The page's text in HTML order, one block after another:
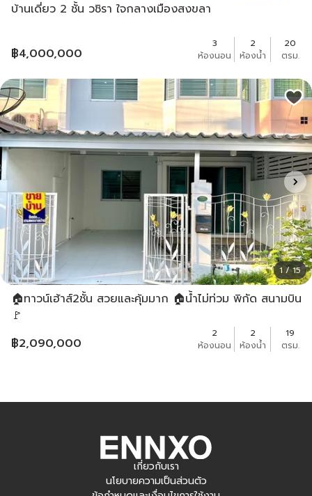
บ้านเดี่ยว 2 ชั้น วชิรา ใจกลางเมืองสงขลา
฿4,000,000
3
ห้องนอน
2
ห้องน้ำ
20
ตรม.
1 / 15
🏠ทาวน์เฮ้าส์2ชั้น สวยและคุ้มมาก 🏠น้ำไม่ท่วม พิกัด สนามบิน
🚩
฿2,090,000
2
ห้องนอน
2
ห้องน้ำ
19
ตรม.
เกี่ยวกับเรา
นโยบายความเป็นส่วนตัว